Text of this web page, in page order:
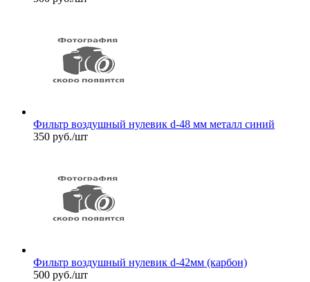
Фильтр воздушный нулевик d-48 мм металл синий
350 руб./шт
Фильтр воздушный нулевик d-42мм (карбон)
500 руб./шт